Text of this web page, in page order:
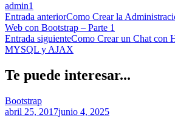
admin1
Navegación
de
entradas
Entrada anteriorComo Crear la
Web con Bootstrap – Parte 1
Entrada siguienteComo Crear un Chat con
MYSQL y AJAX
Te puede interesar...
Bootstrap
abril 25, 2017junio 4, 2025